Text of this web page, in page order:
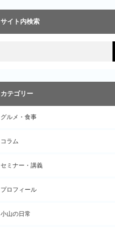
サイト内検索
カテゴリー
グルメ・食事
コラム
セミナー・講義
プロフィール
小山の日常